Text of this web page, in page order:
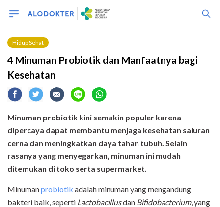
Hidup Sehat
4 Minuman Probiotik dan Manfaatnya bagi
Kesehatan
Minuman probiotik kini semakin populer karena
dipercaya dapat membantu menjaga kesehatan saluran
cerna dan meningkatkan daya tahan tubuh. Selain
rasanya yang menyegarkan, minuman ini mudah
ditemukan di toko serta supermarket.
Minumanprobiotik adalah minuman yang mengandung
bakteri baik, seperti Lactobacillusdan Bifidobacterium, yang